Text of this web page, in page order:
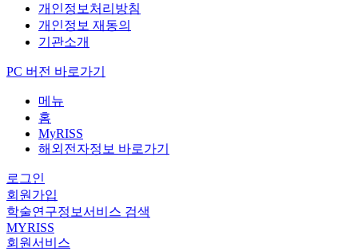
개인정보처리방침
개인정보 재동의
기관소개
PC 버전 바로가기
메뉴
홈
MyRISS
해외전자정보 바로가기
로그인
회원가입
학술연구정보서비스 검색
MYRISS
회원서비스